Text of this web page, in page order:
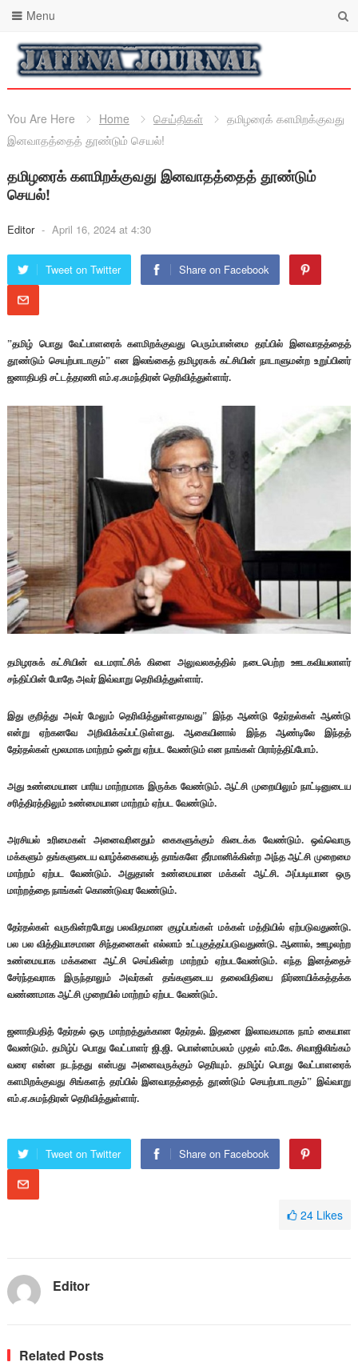
Menu
You Are Here Home செய்திகள்
தமிழரைக் களமிறக்குவது
இனவாதத்தைத் தூண்டும் செயல்!
தமிழரைக் களமிறக்குவது இனவாதத்தைத் தூண்டும்
செயல்!
Editor - April 16, 2024 at 4:30
Tweet on Twitter Share on Facebook
”தமிழ் பொது வேட்பாளரைக் களமிறக்குவது பெரும்பான்மை தரப்பில் இனவாதத்தைத்
தூண்டும் செயற்பாடாகும்” என இலங்கைத் தமிழரசுக் கட்சியின் நாடாளுமன்ற உறுப்பினர்
ஜனாதிபதி சட்டத்தரணி எம்.ஏ.சுமந்திரன் தெரிவித்துள்ளார்.
தமிழரசுக் கட்சியின் வடமராட்சிக் கிளை அலுவலகத்தில் நடைபெற்ற ஊடகவியலாளர்
சந்திப்பின் போதே அவர் இவ்வாறு தெரிவித்துள்ளார்.
இது குறித்து அவர் மேலும் தெரிவித்துள்ளதாவது” இந்த ஆண்டு தேர்தல்கள் ஆண்டு
என்று ஏற்கனவே அறிவிக்கப்பட்டுள்ளது. ஆகையினால் இந்த ஆண்டிலே இந்தத்
தேர்தல்கள் மூலமாக மாற்றம் ஒன்று ஏற்பட வேண்டும் என நாங்கள் பிரார்த்திப்போம்.
அது உண்மையான பாரிய மாற்றமாக இருக்க வேண்டும். ஆட்சி முறையிலும் நாட்டினுடைய
சரித்திரத்திலும் உண்மையான மாற்றம் ஏற்பட வேண்டும்.
அரசியல் உரிமைகள் அனைவரினதும் கைகளுக்கும் கிடைக்க வேண்டும். ஒவ்வொரு
மக்களும் தங்களுடைய வாழ்க்கையைத் தாங்களே தீர்மானிக்கின்ற அந்த ஆட்சி முறைமை
மாற்றம் ஏற்பட வேண்டும். அதுதான் உண்மையான மக்கள் ஆட்சி. அப்படியான ஒரு
மாற்றத்தை நாங்கள் கொண்டுவர வேண்டும்.
தேர்தல்கள் வருகின்றபோது பலவிதமான குழப்பங்கள் மக்கள் மத்தியில் ஏற்படுவதுண்டு.
பல பல வித்தியாசமான சிந்தனைகள் எல்லாம் உட்புகுத்தப்படுவதுண்டு. ஆனால், ஊழலற்ற
உண்மையாக மக்களை ஆட்சி செய்கின்ற மாற்றம் ஏற்படவேண்டும். எந்த இனத்தைச்
சேர்ந்தவராக இருந்தாலும் அவர்கள் தங்களுடைய தலைவிதியை நிர்ணயிக்கத்தக்க
வண்ணமாக ஆட்சி முறையில் மாற்றம் ஏற்பட வேண்டும்.
ஜனாதிபதித் தேர்தல் ஒரு மாற்றத்துக்கான தேர்தல். இதனை இலாவகமாக நாம் கையாள
வேண்டும். தமிழ்ப் பொது வேட்பாளர் ஜி.ஜி. பொன்னம்பலம் முதல் எம்.கே. சிவாஜிலிங்கம்
வரை என்ன நடந்தது என்பது அனைவருக்கும் தெரியும். தமிழ்ப் பொது வேட்பாளரைக்
களமிறக்குவது சிங்களத் தரப்பில் இனவாதத்தைத் தூண்டும் செயற்பாடாகும்” இவ்வாறு
எம்.ஏ.சுமந்திரன் தெரிவித்துள்ளார்.
Tweet on Twitter Share on Facebook
24 Likes
Editor
Related Posts